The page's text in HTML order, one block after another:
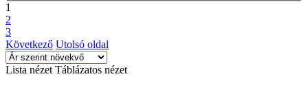
1
2
3
Következő Utolsó oldal
Lista nézet Táblázatos nézet